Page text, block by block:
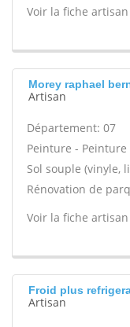
Voir la fiche artisan
Morey raphael
Artisan
Département: 07
Peinture -
Sol souple (vinyle,
Rénovation de
Voir la fiche artisan
Froid plus
Artisan